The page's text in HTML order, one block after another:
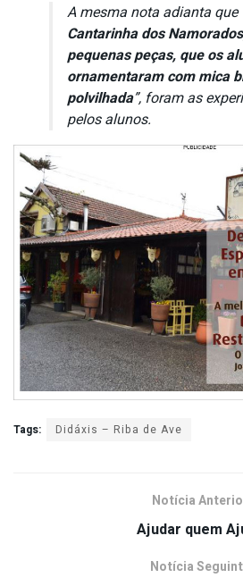
A mesma nota adianta que
Cantarinha dos
pequenas peças, que os
ornamentaram com mica
polvilhada”, foram as
pelos alunos.
Tags: Didáxis – Riba de Ave
Notícia
Ajudar quem
Notícia